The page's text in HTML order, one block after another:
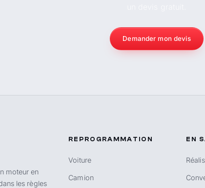
Demander mon devis
moteur en
les règles
REPROGRAMMATION
Voiture
Camion
EN